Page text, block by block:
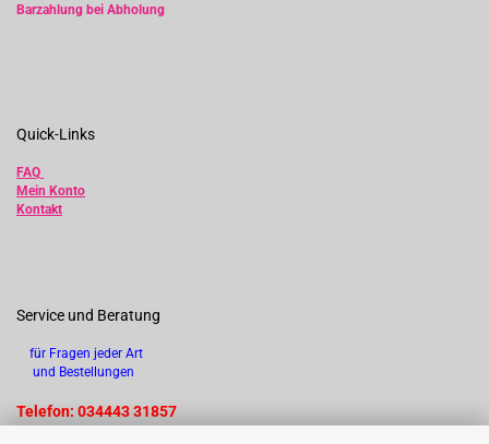
Barzahlung bei Abholung
Quick-Links
FAQ
Mein Konto
Kontakt
Service und Beratung
für Fragen jeder Art
und Bestellungen
Telefon: 034443 31857